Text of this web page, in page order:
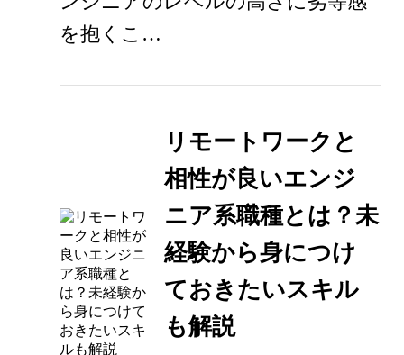
を抱くこ…
リモートワークと
相性が良いエンジ
ニア系職種とは？未
経験から身につけ
ておきたいスキル
も解説